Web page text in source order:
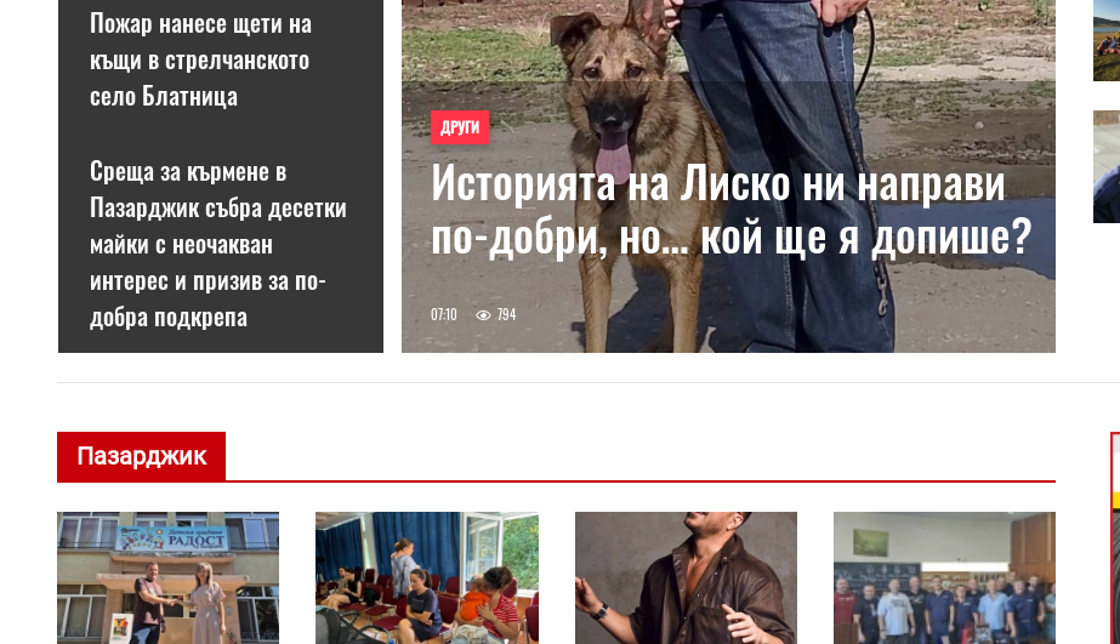
Пожар нанесе щети на
къщи в стрелчанското
село Блатница
Среща за кърмене в
Пазарджик събра десетки
майки с неочакван
интерес и призив за по-
добра подкрепа
ДРУГИ
Историята на Лиско ни направи
по-добри, но… кой ще я допише?
07:10 794
Пазарджик